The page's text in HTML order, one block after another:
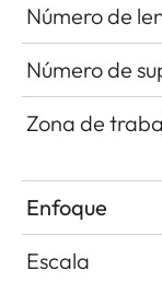
Número de
Número de
Zona de
Enfoque
Escala